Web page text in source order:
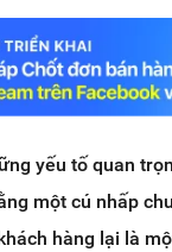
yếu tố quan
một cú nhấp
hàng lại là